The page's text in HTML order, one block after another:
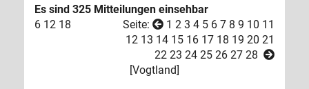
Es sind 325 Mitteilungen einsehbar
6 12 18 Seite: 1 2 3 4 5 6 7 8 9 10 11
12 13 14 15 16 17 18 19 20 21
22 23 24 25 26 27 28
[Vogtland]